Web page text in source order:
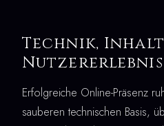
Technik,
Nutzererlebnis
Erfolgreiche Online-Präsenz
sauberen technischen Basis,